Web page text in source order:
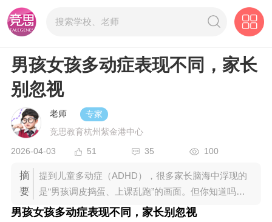
男孩女孩多动症表现不同，家长
别忽视
老师
专家
竞思教育杭州紫金港中心
2026-04-03 51 35 100
摘
要
提到儿童多动症（ADHD），很多家长脑海中浮现的
是“男孩调皮捣蛋、上课乱跑”的画面。但你知道吗？
女孩的多动症表现截然不同，却常被误认为“内向、
男孩女孩多动症表现不同，家长别忽视